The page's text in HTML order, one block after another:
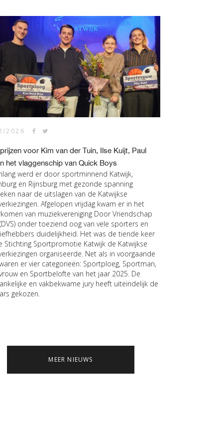
2026
voor Kim van der Tuin, Ilse Kuijt, Paul
het vlaggenschip van Quick Boys
werd er door sportminnend Katwijk,
en Rijnsburg met gezonde spanning
naar de uitslagen van de Katwijkse
Afgelopen vrijdag kwam er in het
van muziekvereniging Door Vriendschap
onder toeziend oog van vele sporters en
duidelijkheid. Het was de tiende keer
Stichting Sportpromotie Katwijk de Katwijkse
organiseerde. Net als in voorgaande
er vier categorieën: Sportploeg, Sportman,
en Sportbelofte van het jaar 2025. De
en vakbekwame jury heeft uiteindelijk de
gekozen.
MEER NIEUWS